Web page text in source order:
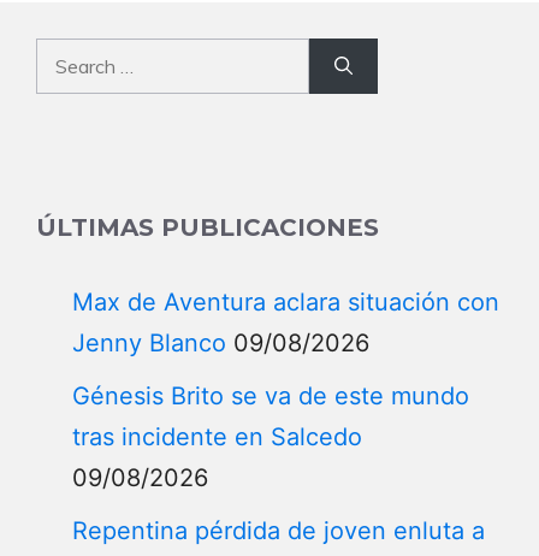
Search
for:
ÚLTIMAS PUBLICACIONES
Max de Aventura aclara situación con
Jenny Blanco 09/08/2026
Génesis Brito se va de este mundo
tras incidente en Salcedo
09/08/2026
Repentina pérdida de joven enluta a